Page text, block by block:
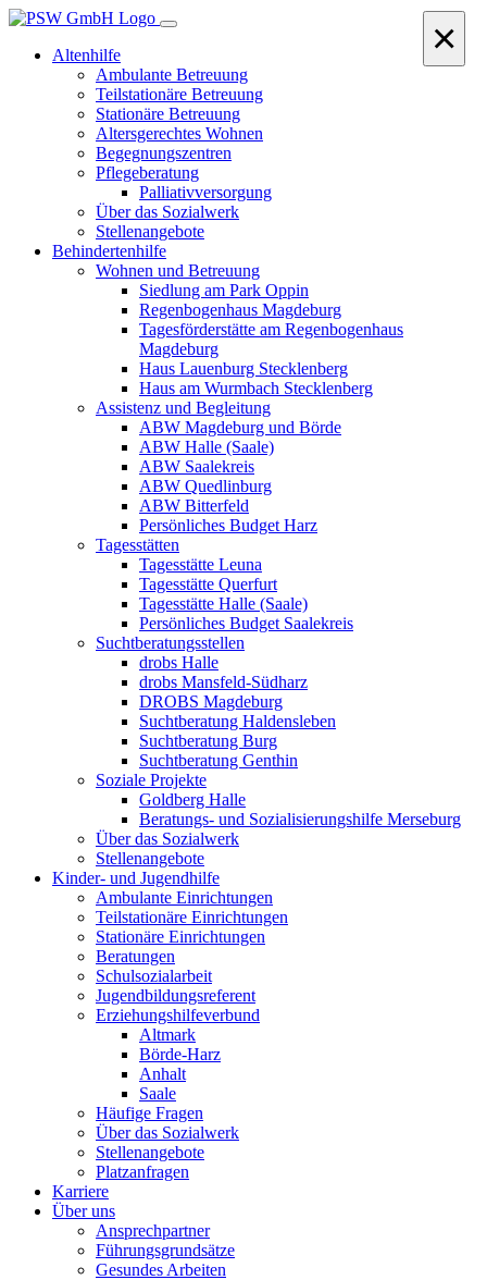
Altenhilfe
Ambulante Betreuung
Teilstationäre Betreuung
Stationäre Betreuung
Altersgerechtes Wohnen
Begegnungszentren
Pflegeberatung
Palliativversorgung
Über das Sozialwerk
Stellenangebote
Behindertenhilfe
Wohnen und Betreuung
Siedlung am Park Oppin
Regenbogenhaus Magdeburg
Tagesförderstätte am Regenbogenhaus
Magdeburg
Haus Lauenburg Stecklenberg
Haus am Wurmbach Stecklenberg
Assistenz und Begleitung
ABW Magdeburg und Börde
ABW Halle (Saale)
ABW Saalekreis
ABW Quedlinburg
ABW Bitterfeld
Persönliches Budget Harz
Tagesstätten
Tagesstätte Leuna
Tagesstätte Querfurt
Tagesstätte Halle (Saale)
Persönliches Budget Saalekreis
Suchtberatungsstellen
drobs Halle
drobs Mansfeld-Südharz
DROBS Magdeburg
Suchtberatung Haldensleben
Suchtberatung Burg
Suchtberatung Genthin
Soziale Projekte
Goldberg Halle
Beratungs- und Sozialisierungshilfe Merseburg
Über das Sozialwerk
Stellenangebote
Kinder- und Jugendhilfe
Ambulante Einrichtungen
Teilstationäre Einrichtungen
Stationäre Einrichtungen
Beratungen
Schulsozialarbeit
Jugendbildungsreferent
Erziehungshilfeverbund
Altmark
Börde-Harz
Anhalt
Saale
Häufige Fragen
Über das Sozialwerk
Stellenangebote
Platzanfragen
Karriere
Über uns
Ansprechpartner
Führungsgrundsätze
Gesundes Arbeiten
×